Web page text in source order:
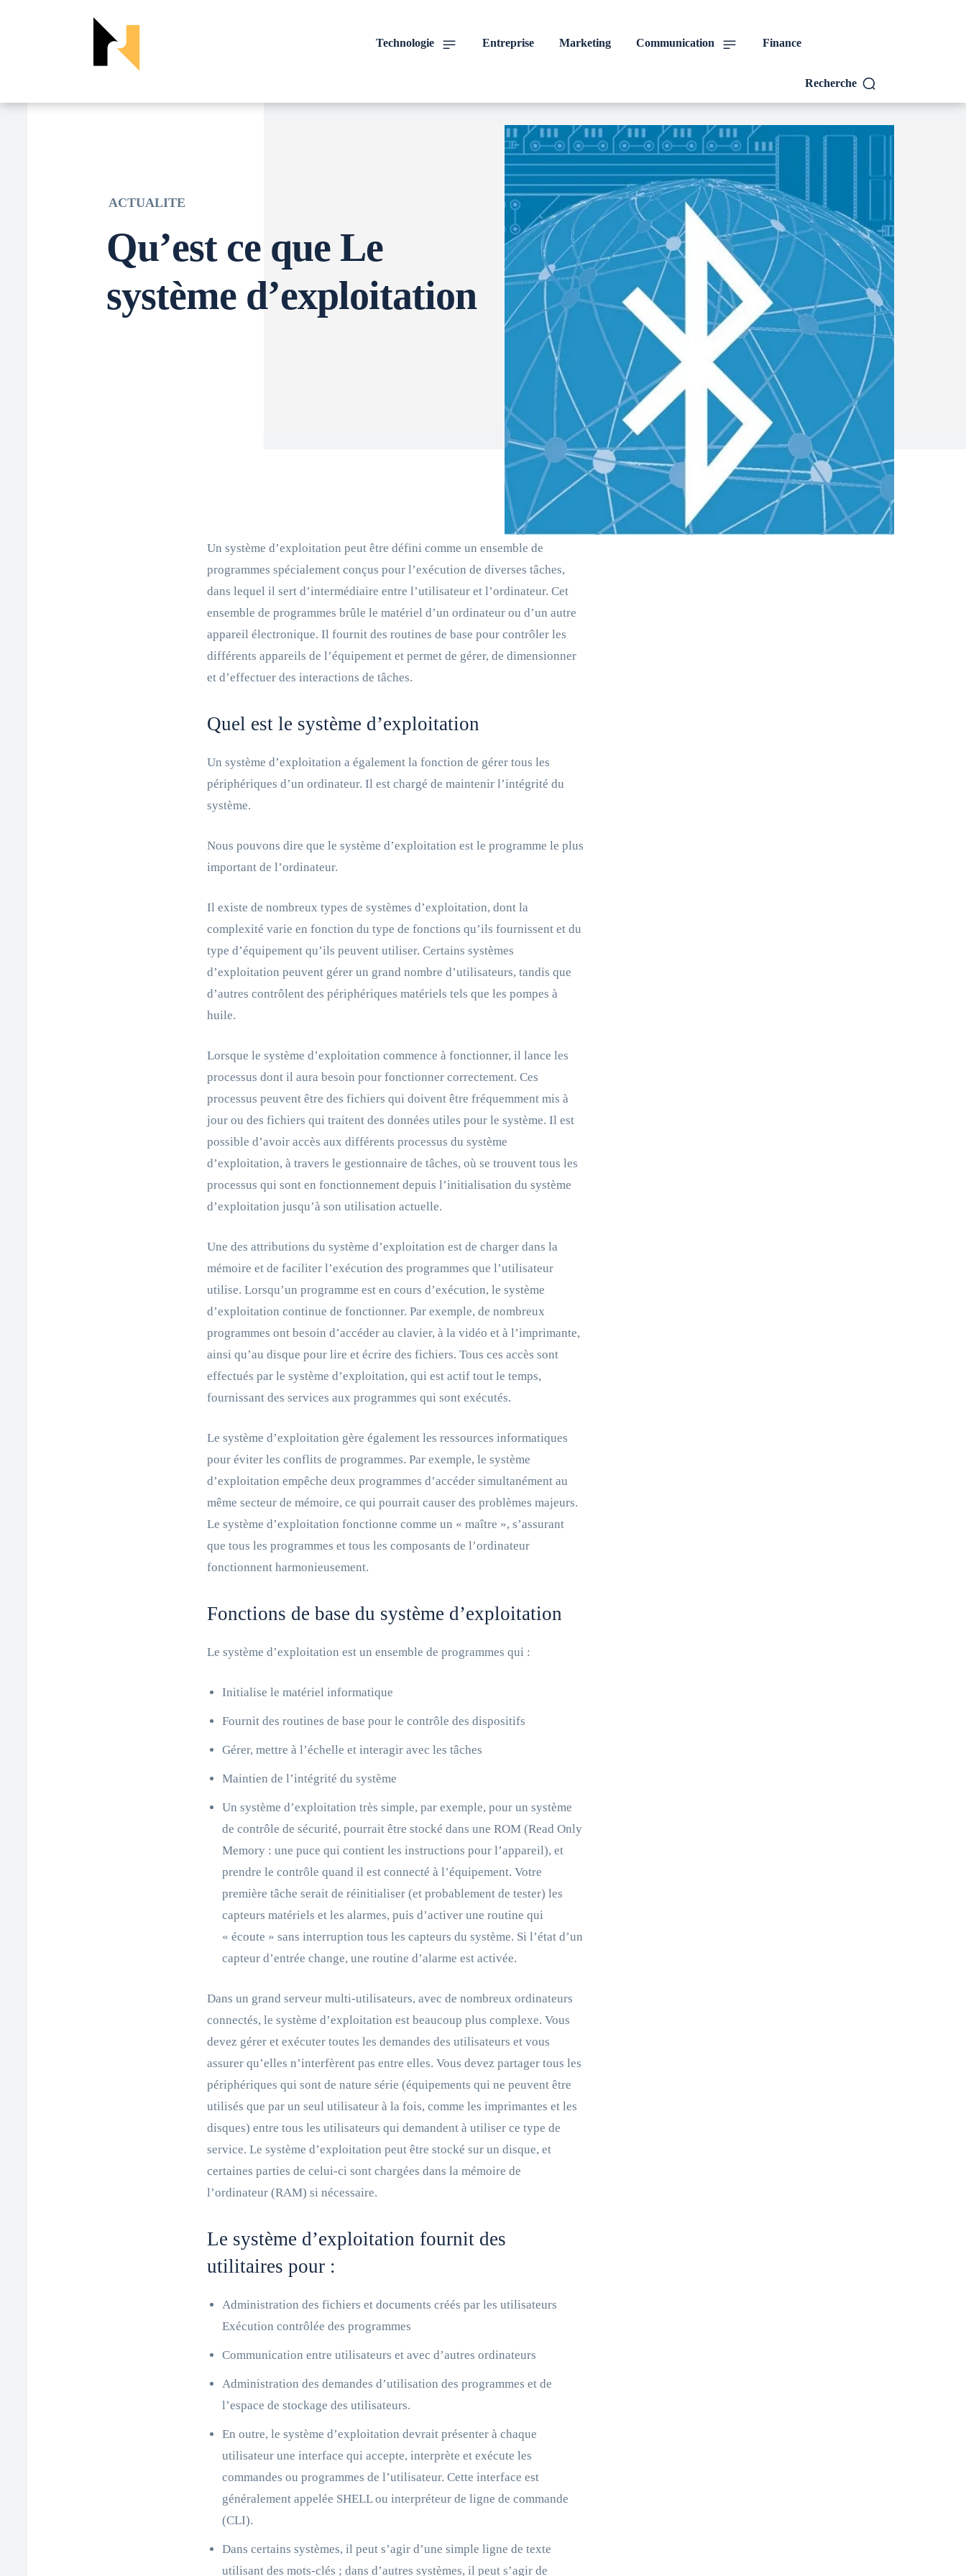
Technologie Entreprise Marketing Communication Finance
Recherche
ACTUALITE
Qu’est ce que Le
système d’exploitation
Un système d’exploitation peut être défini comme un ensemble de
programmes spécialement conçus pour l’exécution de diverses tâches,
dans lequel il sert d’intermédiaire entre l’utilisateur et l’ordinateur. Cet
ensemble de programmes brûle le matériel d’un ordinateur ou d’un autre
appareil électronique. Il fournit des routines de base pour contrôler les
différents appareils de l’équipement et permet de gérer, de dimensionner
et d’effectuer des interactions de tâches.
Quel est le système d’exploitation
Un système d’exploitation a également la fonction de gérer tous les
périphériques d’un ordinateur. Il est chargé de maintenir l’intégrité du
système.
Nous pouvons dire que le système d’exploitation est le programme le plus
important de l’ordinateur.
Il existe de nombreux types de systèmes d’exploitation, dont la
complexité varie en fonction du type de fonctions qu’ils fournissent et du
type d’équipement qu’ils peuvent utiliser. Certains systèmes
d’exploitation peuvent gérer un grand nombre d’utilisateurs, tandis que
d’autres contrôlent des périphériques matériels tels que les pompes à
huile.
Lorsque le système d’exploitation commence à fonctionner, il lance les
processus dont il aura besoin pour fonctionner correctement. Ces
processus peuvent être des fichiers qui doivent être fréquemment mis à
jour ou des fichiers qui traitent des données utiles pour le système. Il est
possible d’avoir accès aux différents processus du système
d’exploitation, à travers le gestionnaire de tâches, où se trouvent tous les
processus qui sont en fonctionnement depuis l’initialisation du système
d’exploitation jusqu’à son utilisation actuelle.
Une des attributions du système d’exploitation est de charger dans la
mémoire et de faciliter l’exécution des programmes que l’utilisateur
utilise. Lorsqu’un programme est en cours d’exécution, le système
d’exploitation continue de fonctionner. Par exemple, de nombreux
programmes ont besoin d’accéder au clavier, à la vidéo et à l’imprimante,
ainsi qu’au disque pour lire et écrire des fichiers. Tous ces accès sont
effectués par le système d’exploitation, qui est actif tout le temps,
fournissant des services aux programmes qui sont exécutés.
Le système d’exploitation gère également les ressources informatiques
pour éviter les conflits de programmes. Par exemple, le système
d’exploitation empêche deux programmes d’accéder simultanément au
même secteur de mémoire, ce qui pourrait causer des problèmes majeurs.
Le système d’exploitation fonctionne comme un « maître », s’assurant
que tous les programmes et tous les composants de l’ordinateur
fonctionnent harmonieusement.
Fonctions de base du système d’exploitation
Le système d’exploitation est un ensemble de programmes qui :
Initialise le matériel informatique
Fournit des routines de base pour le contrôle des dispositifs
Gérer, mettre à l’échelle et interagir avec les tâches
Maintien de l’intégrité du système
Un système d’exploitation très simple, par exemple, pour un système
de contrôle de sécurité, pourrait être stocké dans une ROM (Read Only
Memory : une puce qui contient les instructions pour l’appareil), et
prendre le contrôle quand il est connecté à l’équipement. Votre
première tâche serait de réinitialiser (et probablement de tester) les
capteurs matériels et les alarmes, puis d’activer une routine qui
« écoute » sans interruption tous les capteurs du système. Si l’état d’un
capteur d’entrée change, une routine d’alarme est activée.
Dans un grand serveur multi-utilisateurs, avec de nombreux ordinateurs
connectés, le système d’exploitation est beaucoup plus complexe. Vous
devez gérer et exécuter toutes les demandes des utilisateurs et vous
assurer qu’elles n’interfèrent pas entre elles. Vous devez partager tous les
périphériques qui sont de nature série (équipements qui ne peuvent être
utilisés que par un seul utilisateur à la fois, comme les imprimantes et les
disques) entre tous les utilisateurs qui demandent à utiliser ce type de
service. Le système d’exploitation peut être stocké sur un disque, et
certaines parties de celui-ci sont chargées dans la mémoire de
l’ordinateur (RAM) si nécessaire.
Le système d’exploitation fournit des
utilitaires pour :
Administration des fichiers et documents créés par les utilisateurs
Exécution contrôlée des programmes
Communication entre utilisateurs et avec d’autres ordinateurs
Administration des demandes d’utilisation des programmes et de
l’espace de stockage des utilisateurs.
En outre, le système d’exploitation devrait présenter à chaque
utilisateur une interface qui accepte, interprète et exécute les
commandes ou programmes de l’utilisateur. Cette interface est
généralement appelée SHELL ou interpréteur de ligne de commande
(CLI).
Dans certains systèmes, il peut s’agir d’une simple ligne de texte
utilisant des mots-clés ; dans d’autres systèmes, il peut s’agir de